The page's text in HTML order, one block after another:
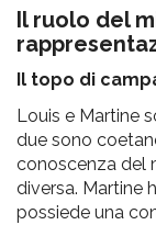
Il ruolo del
Il topo di
Louis e Martine
due sono
conoscenza del
diversa. Martine
possiede una